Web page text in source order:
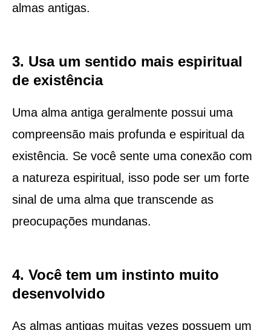
almas antigas.
3. Usa um sentido mais espiritual
de existência
Uma alma antiga geralmente possui uma
compreensão mais profunda e espiritual da
existência. Se você sente uma conexão com
a natureza espiritual, isso pode ser um forte
sinal de uma alma que transcende as
preocupações mundanas.
4. Você tem um instinto muito
desenvolvido
As almas antigas muitas vezes possuem um